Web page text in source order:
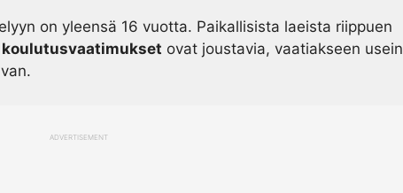
on yleensä 16 vuotta. Paikallisista laeista riippuen
koulutusvaatimukset ovat joustavia, vaatiakseen usein
ADVERTISEMENT